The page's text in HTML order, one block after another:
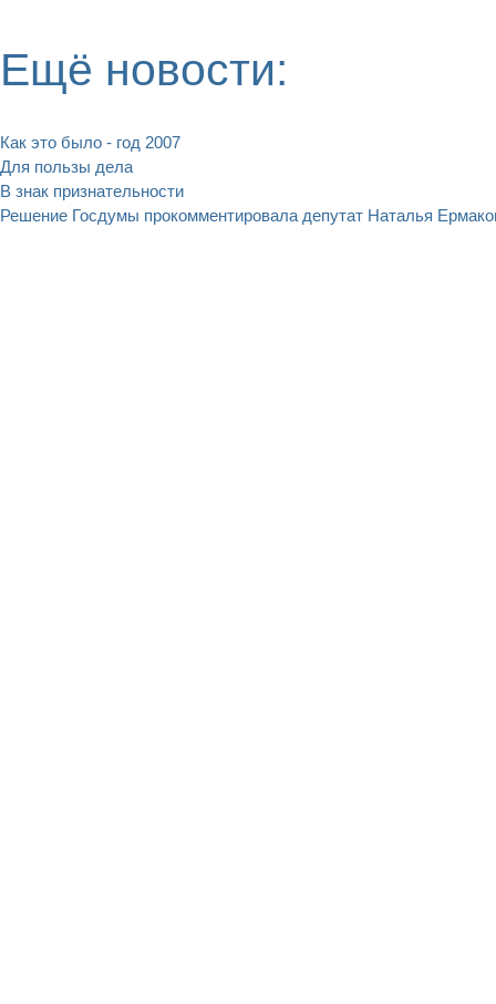
Ещё новости:
Как это было - год 2007
Для пользы дела
В знак признательности
Решение Госдумы прокомментировала депутат Наталья